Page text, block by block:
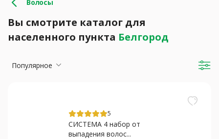
Волосы
Вы смотрите каталог для
населенного пункта Белгород
Популярное
5
СИСТЕМА 4 набор от
выпадения волос...